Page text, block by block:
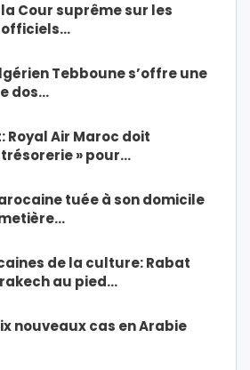
Cour suprême sur les
officiels…
Tebboune s’offre une
dos…
Royal Air Maroc doit
» pour…
tuée à son domicile
de la culture: Rabat
au pied…
nouveaux cas en Arabie